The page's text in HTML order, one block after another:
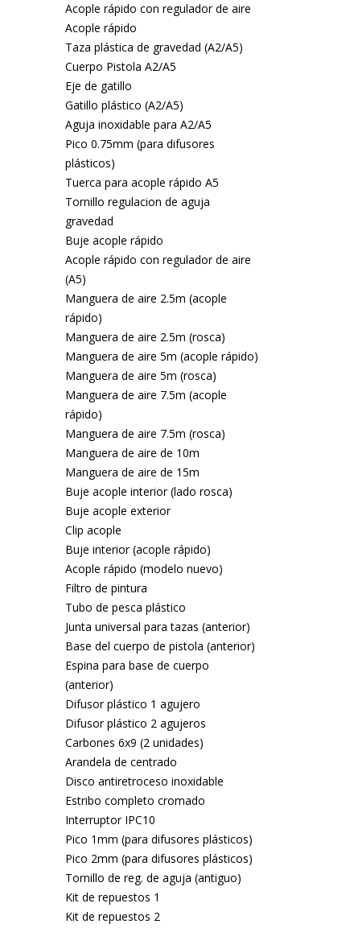
Acople rápido con regulador de aire
Acople rápido
Taza plástica de gravedad (A2/A5)
Cuerpo Pistola A2/A5
Eje de gatillo
Gatillo plástico (A2/A5)
Aguja inoxidable para A2/A5
Pico 0.75mm (para difusores
plásticos)
Tuerca para acople rápido A5
Tornillo regulacion de aguja
gravedad
Buje acople rápido
Acople rápido con regulador de aire
(A5)
Manguera de aire 2.5m (acople
rápido)
Manguera de aire 2.5m (rosca)
Manguera de aire 5m (acople rápido)
Manguera de aire 5m (rosca)
Manguera de aire 7.5m (acople
rápido)
Manguera de aire 7.5m (rosca)
Manguera de aire de 10m
Manguera de aire de 15m
Buje acople interior (lado rosca)
Buje acople exterior
Clip acople
Buje interior (acople rápido)
Acople rápido (modelo nuevo)
Filtro de pintura
Tubo de pesca plástico
Junta universal para tazas (anterior)
Base del cuerpo de pistola (anterior)
Espina para base de cuerpo
(anterior)
Difusor plástico 1 agujero
Difusor plástico 2 agujeros
Carbones 6x9 (2 unidades)
Arandela de centrado
Disco antiretroceso inoxidable
Estribo completo cromado
Interruptor IPC10
Pico 1mm (para difusores plásticos)
Pico 2mm (para difusores plásticos)
Tornillo de reg. de aguja (antiguo)
Kit de repuestos 1
Kit de repuestos 2